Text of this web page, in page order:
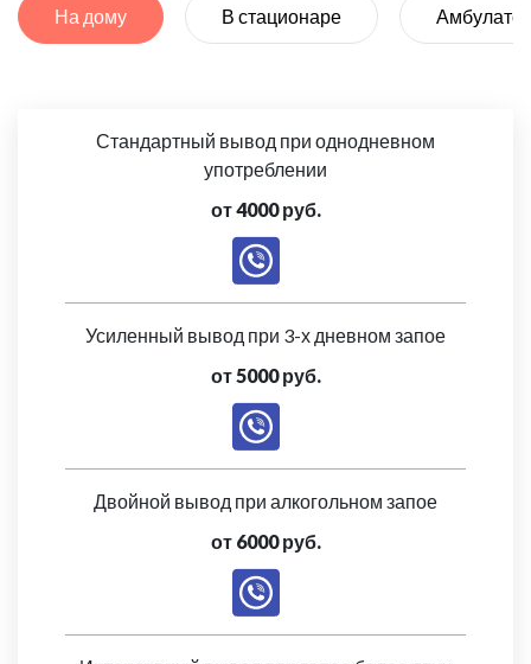
На дому В стационаре
Стандартный вывод при однодневном
употреблении
от 4000 руб.
Усиленный вывод при 3-х дневном запое
от 5000 руб.
Двойной вывод при алкогольном запое
от 6000 руб.